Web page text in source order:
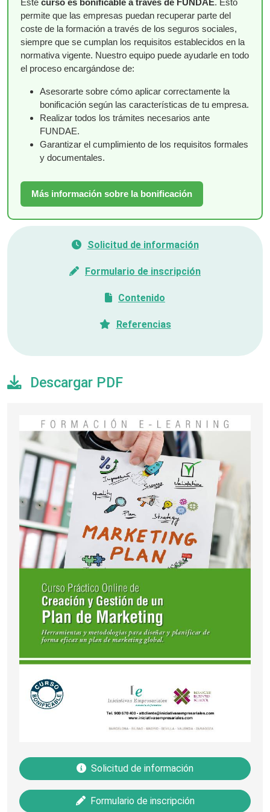
permite que las empresas puedan recuperar parte del
coste de la formación a través de los seguros sociales,
siempre que se cumplan los requisitos establecidos en la
normativa vigente. Nuestro equipo puede ayudarle en todo
el proceso encargándose de:
Asesorarte sobre cómo aplicar correctamente la
bonificación según las características de tu empresa.
Realizar todos los trámites necesarios ante
FUNDAE.
Garantizar el cumplimiento de los requisitos formales
y documentales.
Más información sobre la bonificación
Solicitud de información
Formulario de inscripción
Contenido
Referencias
Descargar PDF
Solicitud de información
Formulario de inscripción